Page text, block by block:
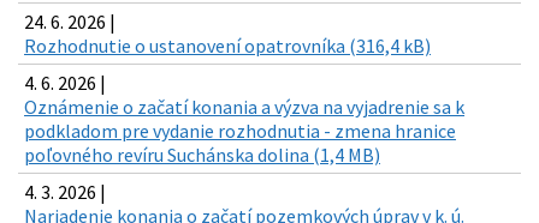
24. 6. 2026 |
Rozhodnutie o ustanovení opatrovníka (316,4 kB)
4. 6. 2026 |
Oznámenie o začatí konania a výzva na vyjadrenie sa k
podkladom pre vydanie rozhodnutia - zmena hranice
poľovného revíru Suchánska dolina (1,4 MB)
4. 3. 2026 |
Nariadenie konania o začatí pozemkových úprav v k. ú.